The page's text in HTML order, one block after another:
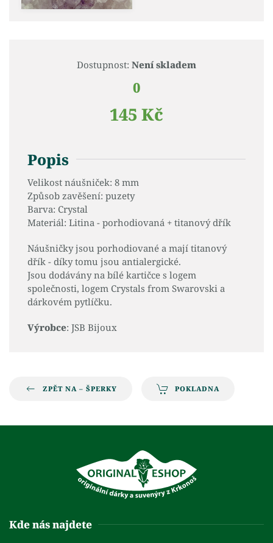
Dostupnost: Není skladem
0
145 Kč
Popis
Velikost náušniček: 8 mm
Způsob zavěšení: puzety
Barva: Crystal
Materiál: Litina - porhodiovaná + titanový dřík
Náušničky jsou porhodiované a mají titanový
dřík - díky tomu jsou antialergické.
Jsou dodávány na bílé kartičce s logem
společnosti, logem Crystals from Swarovski a
dárkovém pytlíčku.
Výrobce: JSB Bijoux
ZPĚT NA – ŠPERKY POKLADNA
Kde nás najdete